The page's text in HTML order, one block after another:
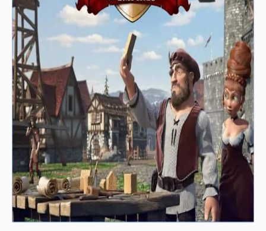
Land of Empires- Immortal
Kota Anda sudah diruntuhkan oleh beberapa iblis. Karena itu,
Anda harus berperang dengan pasukan iblis dan
mengembalikan kembali rumah Anda.
">15 Land of Empires Immortal table align center cellpadding
googleusercontent com img b R29vZ2xl AVvXsEjHvIeaIC
WPIiC s1041 15 png style margin left auto margin right auto
img b R29vZ2xl AVvXsEjHvIeaIC
WPIiC w640 h360 rw 15 png title Land of Empires Immortal